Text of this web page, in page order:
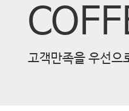
고객만족을 우선으